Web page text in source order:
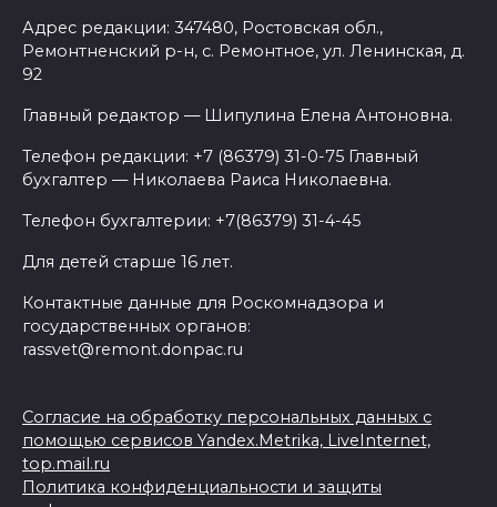
Адрес редакции: 347480, Ростовская обл.,
Ремонтненский р-н, с. Ремонтное, ул. Ленинская, д.
92
Главный редактор — Шипулина Елена Антоновна.
Телефон редакции: +7 (86379) 31-0-75 Главный
бухгалтер — Николаева Раиса Николаевна.
Телефон бухгалтерии: +7(86379) 31-4-45
Для детей старше 16 лет.
Контактные данные для Роскомнадзора и
государственных органов:
rassvet@remont.donpac.ru
Согласие на обработку персональных данных с
помощью сервисов Yandex.Metrika, LiveInternet,
top.mail.ru
Политика конфиденциальности и защиты